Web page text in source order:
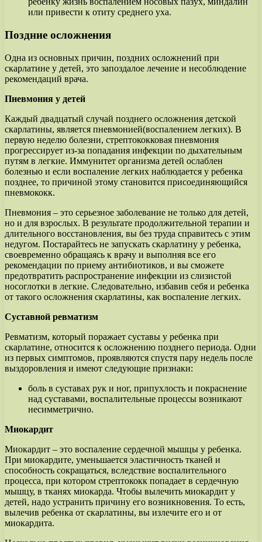
или привести к отиту среднего уха.
Поздние осложнения
Одна из основных причин, поздних осложнений при
скарлатине у детей, это запоздалое лечение и несоблюдение
рекомендаций врача.
Пневмония у детей
Каждый двадцатый случай позднего осложнения детской
скарлатины, является пневмонией(воспалением легких). В
первую неделю болезни, стрептококковая пневмония
прогрессирует из-за попадания инфекции по дыхательным
путям в легкие. Иммунитет организма детей ослаблен
болезнью и если воспаление легких наблюдается у ребенка
позднее, то причиной этому становится присоединяющийся
пневмококк.
Пневмония – это серьезное заболевание не только для детей,
но и для взрослых. В результате продолжительной терапии и
длительного восстановления, вы без труда справитесь с этим
недугом. Постарайтесь не запускать скарлатину у ребенка,
своевременно обращаясь к врачу и выполняя все его
рекомендации по приему антибиотиков, и вы сможете
предотвратить распространение инфекции из слизистой
носоглотки в легкие. Следовательно, избавив себя и ребенка
от такого осложнения скарлатины, как воспаление легких.
Суставной ревматизм
Ревматизм, который поражает суставы у ребенка при
скарлатине, относится к осложнению позднего периода. Одни
из первых симптомов, проявляются спустя пару недель после
выздоровления и имеют следующие признаки:
боль в суставах рук и ног, припухлость и покраснение
над суставами, воспалительные процессы возникают
несимметрично.
Миокардит
Миокардит – это воспаление сердечной мышцы у ребенка.
При миокардите, уменьшается эластичность тканей и
способность сокращаться, вследствие воспалительного
процесса, при котором стрептококк попадает в сердечную
мышцу, в тканях миокарда. Чтобы вылечить миокардит у
детей, надо устранить причину его возникновения. То есть,
вылечив ребенка от скарлатины, вы излечите его и от
миокардита.